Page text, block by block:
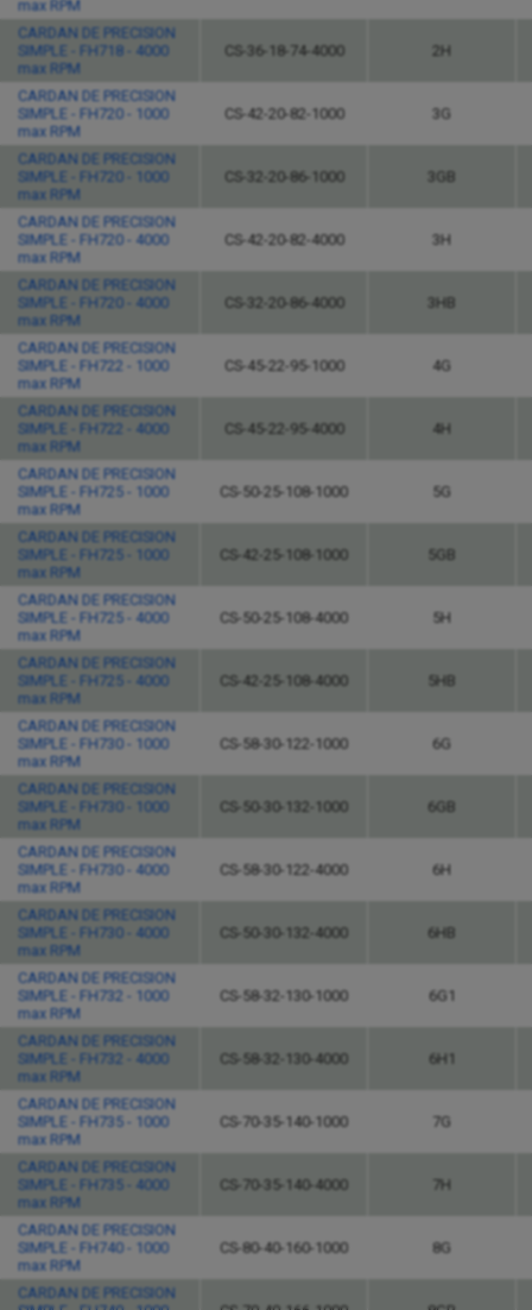
max RPM
CARDAN DE PRECISION
SIMPLE - FH718 - 4000
max RPM
CS-36-18-74-4000 2H
CARDAN DE PRECISION
SIMPLE - FH720 - 1000
max RPM
CS-42-20-82-1000 3G
CARDAN DE PRECISION
SIMPLE - FH720 - 1000
max RPM
CS-32-20-86-1000 3GB
CARDAN DE PRECISION
SIMPLE - FH720 - 4000
max RPM
CS-42-20-82-4000 3H
CARDAN DE PRECISION
SIMPLE - FH720 - 4000
max RPM
CS-32-20-86-4000 3HB
CARDAN DE PRECISION
SIMPLE - FH722 - 1000
max RPM
CS-45-22-95-1000 4G
CARDAN DE PRECISION
SIMPLE - FH722 - 4000
max RPM
CS-45-22-95-4000 4H
CARDAN DE PRECISION
SIMPLE - FH725 - 1000
max RPM
CS-50-25-108-1000 5G
CARDAN DE PRECISION
SIMPLE - FH725 - 1000
max RPM
CS-42-25-108-1000 5GB
CARDAN DE PRECISION
SIMPLE - FH725 - 4000
max RPM
CS-50-25-108-4000 5H
CARDAN DE PRECISION
SIMPLE - FH725 - 4000
max RPM
CS-42-25-108-4000 5HB
CARDAN DE PRECISION
SIMPLE - FH730 - 1000
max RPM
CS-58-30-122-1000 6G
CARDAN DE PRECISION
SIMPLE - FH730 - 1000
max RPM
CS-50-30-132-1000 6GB
CARDAN DE PRECISION
SIMPLE - FH730 - 4000
max RPM
CS-58-30-122-4000 6H
CARDAN DE PRECISION
SIMPLE - FH730 - 4000
max RPM
CS-50-30-132-4000 6HB
CARDAN DE PRECISION
SIMPLE - FH732 - 1000
max RPM
CS-58-32-130-1000 6G1
CARDAN DE PRECISION
SIMPLE - FH732 - 4000
max RPM
CS-58-32-130-4000 6H1
CARDAN DE PRECISION
SIMPLE - FH735 - 1000
max RPM
CS-70-35-140-1000 7G
CARDAN DE PRECISION
SIMPLE - FH735 - 4000
max RPM
CS-70-35-140-4000 7H
CARDAN DE PRECISION
SIMPLE - FH740 - 1000
max RPM
CS-80-40-160-1000 8G
CARDAN DE PRECISION